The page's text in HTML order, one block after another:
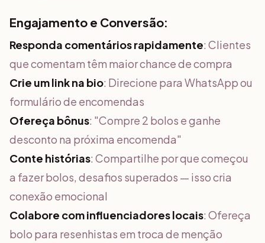
Engajamento e Conversão:
Responda comentários rapidamente: Clientes
que comentam têm maior chance de compra
Crie um link na bio: Direcione para WhatsApp ou
formulário de encomendas
Ofereça bônus: "Compre 2 bolos e ganhe
desconto na próxima encomenda"
Conte histórias: Compartilhe por que começou
a fazer bolos, desafios superados — isso cria
conexão emocional
Colabore com influenciadores locais: Ofereça
bolo para resenhistas em troca de menção